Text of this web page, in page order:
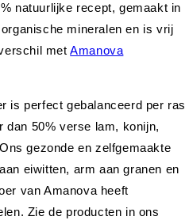
natuurlijke recept, gemaakt in
mineralen en is vrij
metAmanova
is perfect gebalanceerd per ras
dan 50% verse lam, konijn,
gezonde en zelfgemaakte
eiwitten, arm aan granen en
van Amanova heeft
Zie de producten in ons